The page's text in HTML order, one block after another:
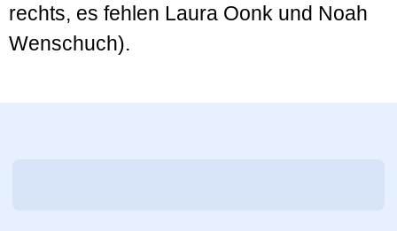
rechts, es fehlen Laura Oonk und Noah
Wenschuch).